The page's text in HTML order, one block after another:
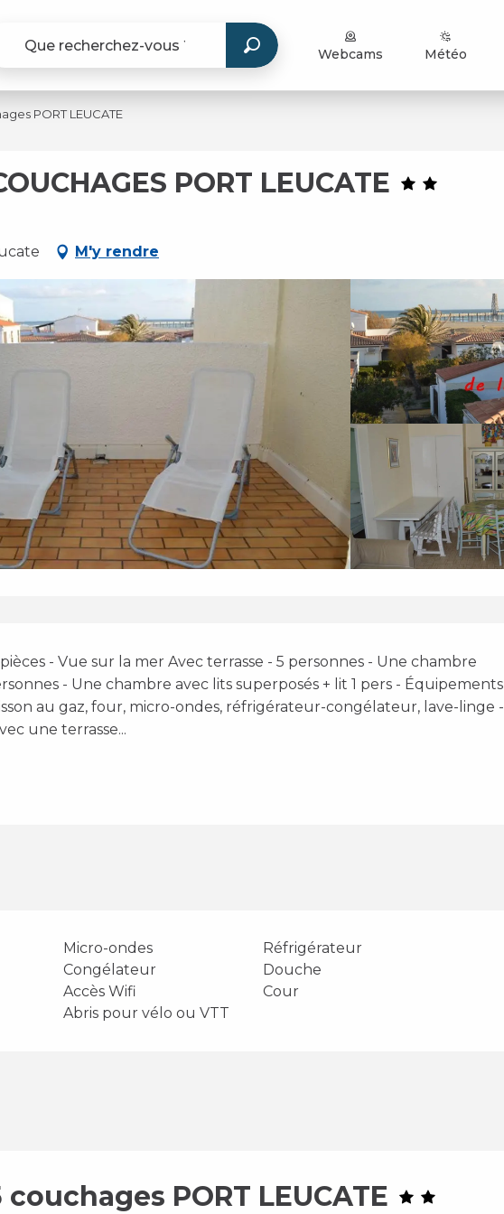
Webcams Météo
PORT LEUCATE
PORT LEUCATE
M'y rendre
- Vue sur la mer Avec terrasse - 5 personnes - Une chambre
- Une chambre avec lits superposés + lit 1 pers - Équipements
au gaz, four, micro-ondes, réfrigérateur-congélateur, lave-linge -
une terrasse...
Micro-ondes
Réfrigérateur
Congélateur
Douche
Accès Wifi
Cour
Abris pour vélo ou VTT
PORT LEUCATE